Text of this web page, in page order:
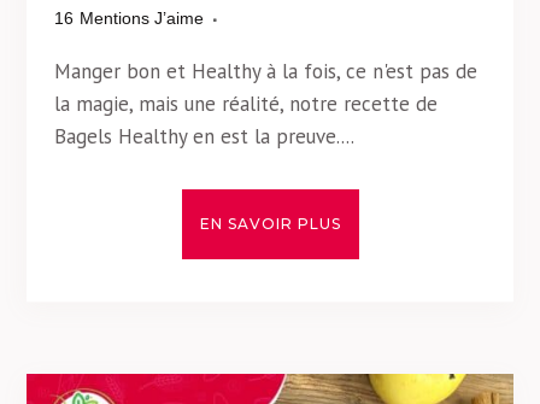
16 Mentions J’aime
Manger bon et Healthy à la fois, ce n'est pas de
la magie, mais une réalité, notre recette de
Bagels Healthy en est la preuve....
EN SAVOIR PLUS